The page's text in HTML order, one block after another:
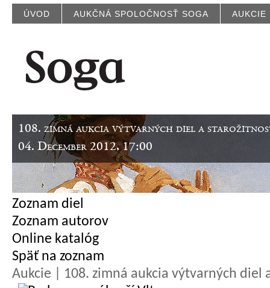
ÚVOD AUKČNÁ SPOLOČNOSŤ SOGA AUKCIE
108. zimná aukcia výtvarných diel a
04. December 2012, 17:00
Zoznam diel
Zoznam autorov
Online katalóg
Späť na zoznam
Aukcie | 108. zimná aukcia výtvarných diel